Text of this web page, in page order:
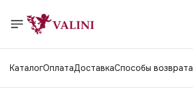
КаталогОплатаДоставкаСпособы возврата